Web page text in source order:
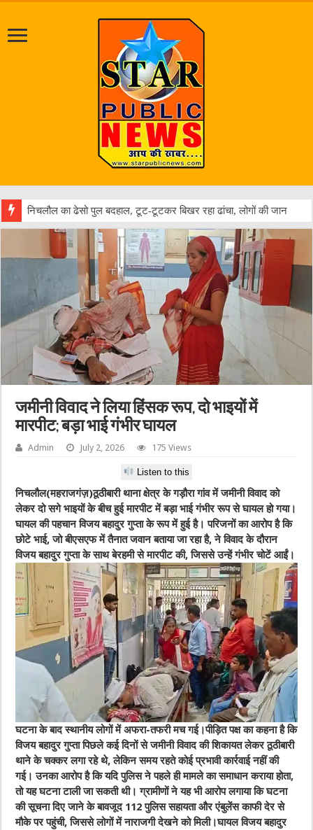
जलभराव
जमीनी विवाद ने लिया हिंसक रूप, दो भाइयों में
मारपीट; बड़ा भाई गंभीर घायल
Admin July 2, 2026 175 Views
Listen to this
निचलौल(महराजगंज़)ठूठीबारी थाना क्षेत्र के गड़ौरा गांव में जमीनी विवाद को
लेकर दो सगे भाइयों के बीच हुई मारपीट में बड़ा भाई गंभीर रूप से घायल हो गया।
घायल की पहचान विजय बहादुर गुप्ता के रूप में हुई है। परिजनों का आरोप है कि
छोटे भाई, जो बीएसएफ में तैनात जवान बताया जा रहा है, ने विवाद के दौरान
विजय बहादुर गुप्ता के साथ बेरहमी से मारपीट की, जिससे उन्हें गंभीर चोटें आईं।
घटना के बाद स्थानीय लोगों में अफरा-तफरी मच गई।पीड़ित पक्ष का कहना है कि
विजय बहादुर गुप्ता पिछले कई दिनों से जमीनी विवाद की शिकायत लेकर ठूठीबारी
थाने के चक्कर लगा रहे थे, लेकिन समय रहते कोई प्रभावी कार्रवाई नहीं की
गई। उनका आरोप है कि यदि पुलिस ने पहले ही मामले का समाधान कराया होता,
तो यह घटना टाली जा सकती थी। ग्रामीणों ने यह भी आरोप लगाया कि घटना
की सूचना दिए जाने के बावजूद 112 पुलिस सहायता और एंबुलेंस काफी देर से
मौके पर पहुंची, जिससे लोगों में नाराजगी देखने को मिली।घायल विजय बहादुर